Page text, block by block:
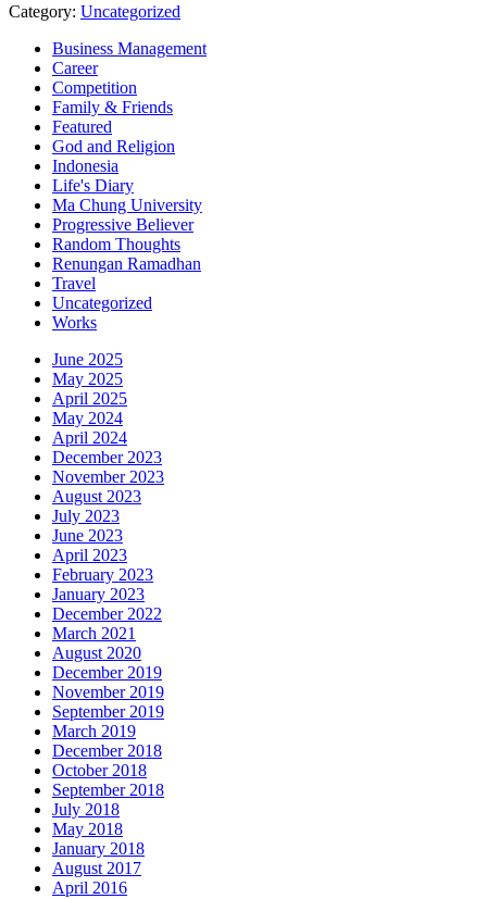
Category: Uncategorized
Business Management
Career
Competition
Family & Friends
Featured
God and Religion
Indonesia
Life's Diary
Ma Chung University
Progressive Believer
Random Thoughts
Renungan Ramadhan
Travel
Uncategorized
Works
June 2025
May 2025
April 2025
May 2024
April 2024
December 2023
November 2023
August 2023
July 2023
June 2023
April 2023
February 2023
January 2023
December 2022
March 2021
August 2020
December 2019
November 2019
September 2019
March 2019
December 2018
October 2018
September 2018
July 2018
May 2018
January 2018
August 2017
April 2016